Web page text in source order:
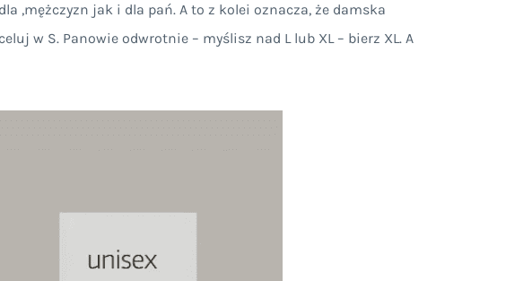
,mężczyzn jak i dla pań. A to z kolei oznacza, że damska
w S. Panowie odwrotnie – myślisz nad L lub XL – bierz XL. A